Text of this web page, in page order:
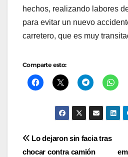
hechos, realizando labores
para evitar un nuevo
carretero, que es muy
Comparte esto:
Navegación
Lo dejaron sin facia tras
chocar contra camión